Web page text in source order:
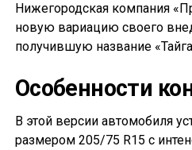
Нижегородская компания
новую вариацию своего
получившую название
Особенности
В этой версии автомобиля
размером 205/75 R15 с